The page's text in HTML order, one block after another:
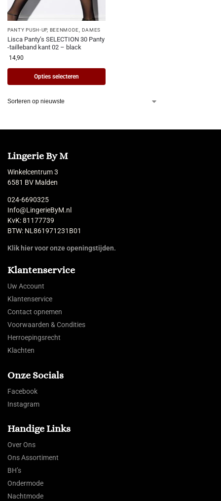
PANTY PUSH-UP, BEENMODE, DAMES
Lisca Panty’s SELECTION 30 Panty
-tailleband kant 02 – black
14,90
Opties selecteren
Lingerie By M
Winkelcentrum 3
6581 BV Malden
024-6690325
Info@LingerieByM.nl
KvK: 81177739
BTW: NL861971231B01
Klik hier voor onze openingstijden.
Klantenservice
Uw Account
Klantenservice
Contact opnemen
Voorwaarden & Condities
Herroepingsrecht
Klachten
Onze Socials
Facebook
Instagram
Handige Links
Over Ons
Ons Assortiment
BH’s
Ondermode
Nachtmode